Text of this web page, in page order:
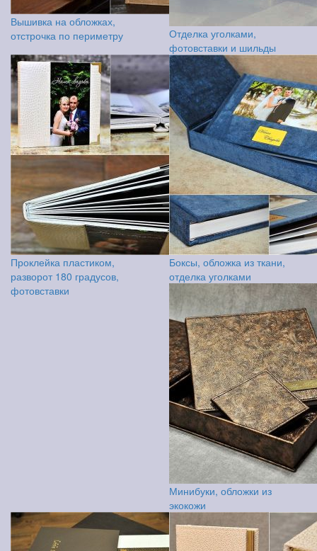
Вышивка на обложках,
отстрочка по периметру
Отделка уголками,
фотовставки и шильды
Проклейка пластиком,
разворот 180 градусов,
фотовставки
Боксы, обложка из ткани,
отделка уголками
Минибуки, обложки из
экокожи